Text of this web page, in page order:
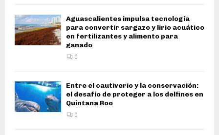
Aguascalientes impulsa tecnología
para convertir sargazo y lirio acuático
en fertilizantes y alimento para
ganado
0
Entre el cautiverio y la conservación:
el desafío de proteger a los delfines en
Quintana Roo
0